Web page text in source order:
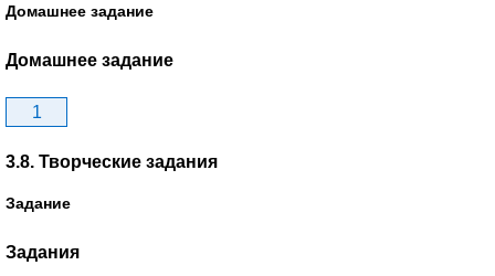
Домашнее задание
Домашнее задание
1
3.8. Творческие задания
Задание
Задания